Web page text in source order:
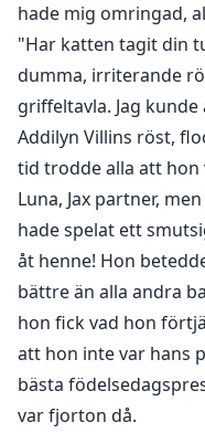
hade mig omringad,
"Har katten tagit din
dumma, irriterande
griffeltavla. Jag
Addilyn Villins röst,
tid trodde alla att hon
Luna, Jax partner,
hade spelat ett
åt henne! Hon
bättre än alla andra
hon fick vad hon
att hon inte var hans
bästa
var fjorton då.